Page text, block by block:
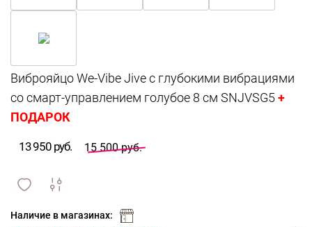
+
ПОДАРОК
13 950 руб. 15 500 руб.
и
Наличие в магазинах: